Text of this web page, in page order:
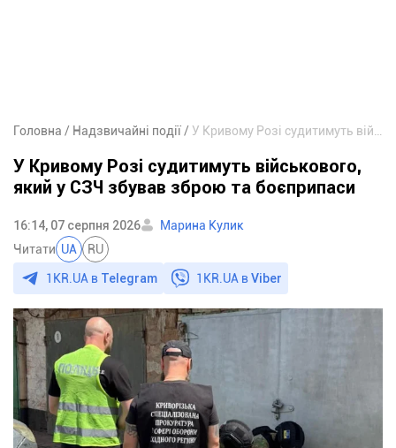
Головна Надзвичайні події
У Кривому Розі судитимуть військового,
який у СЗЧ збував зброю та боєприпаси
16:14, 07 серпня 2026
Марина Кулик
Читати UA RU
1KR.UA в Telegram 1KR.UA вViber